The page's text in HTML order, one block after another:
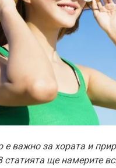
е важно за хората и
статията ще намерите